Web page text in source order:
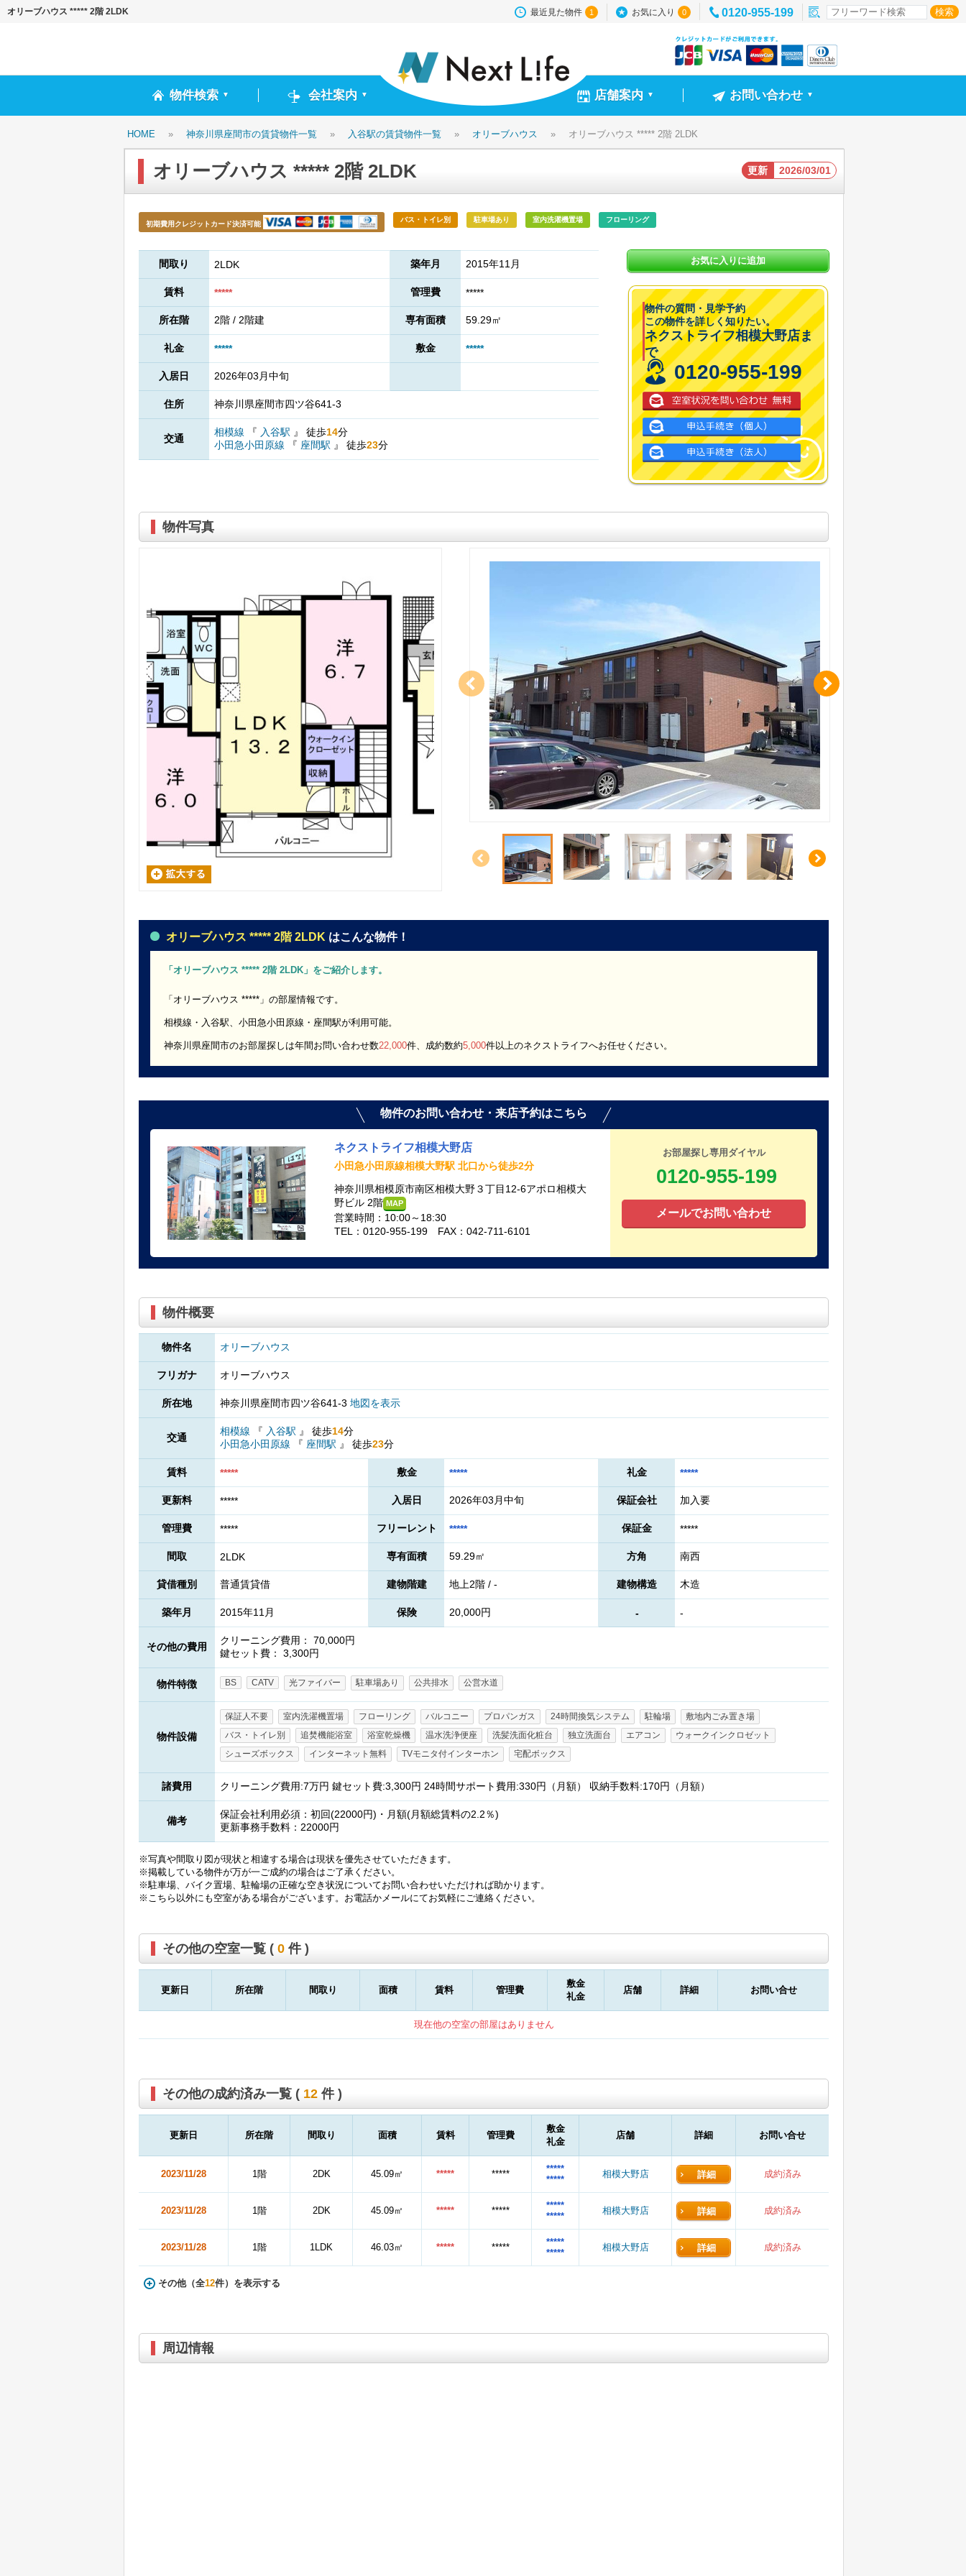
オリーブハウス ***** 2階 2LDK 最近見た物件 1 お気に入り 0 0120-955-199
物件検索 ▼ 会社案内 ▼ 店舗案内 ▼ お問い合わせ ▼
HOME » 神奈川県座間市の賃貸物件一覧 » 入谷駅の賃貸物件一覧 » オリーブハウス » オリーブハウス ***** 2階 2LDK
オリーブハウス ***** 2階 2LDK 更新 2026/03/01
初期費用クレジットカード決済可能
バス・トイレ別 駐車場あり 室内洗濯機置場 フローリング
間取り 2LDK 築年月 2015年11月
賃料 ***** 管理費 *****
所在階 2階 / 2階建 専有面積 59.29㎡
礼金 ***** 敷金 *****
入居日 2026年03月中旬
住所 神奈川県座間市四ツ谷641-3
交通
相模線 『 入谷駅 』 徒歩14分
小田急小田原線
『 座間駅 』 徒歩23分
お気に入りに追加
物件の質問・見学予約
この物件を詳しく知りたい。
ネクストライフ相模大野店ま
で
0120-955-199
物件写真
オリーブハウス ***** 2階 2LDK はこんな物件！
「オリーブハウス ***** 2階 2LDK」をご紹介します。
「オリーブハウス *****」の部屋情報です。
相模線・入谷駅、小田急小田原線・座間駅が利用可能。
神奈川県座間市のお部屋探しは年間お問い合わせ数22,000件、成約数約5,000件以上のネクストライフへお任せください。
物件のお問い合わせ・来店予約はこちら
ネクストライフ相模大野店
小田急小田原線相模大野駅 北口から徒歩2分
神奈川県相模原市南区相模大野３丁目12-6アポロ相模大
野ビル 2階 MAP
営業時間：10:00～18:30
TEL：0120-955-199 FAX：042-711-6101
お部屋探し専用ダイヤル
0120-955-199
メールでお問い合わせ
物件概要
物件名 オリーブハウス
フリガナ オリーブハウス
所在地 神奈川県座間市四ツ谷641-3 地図を表示
交通
相模線 『 入谷駅 』 徒歩14分
小田急小田原線
『 座間駅 』 徒歩23分
賃料 ***** 敷金 ***** 礼金 *****
更新料 ***** 入居日 2026年03月中旬 保証会社 加入要
管理費 ***** フリーレント ***** 保証金 *****
間取 2LDK 専有面積 59.29㎡ 方角 南西
貸借種別 普通賃貸借 建物階建 地上2階 / - 建物構造 木造
築年月 2015年11月 保険 20,000円 - -
その他の費用
クリーニング費用： 70,000円
鍵セット費： 3,300円
物件特徴 BS CATV 光ファイバー 駐車場あり 公共排水 公営水道
物件設備
保証人不要 室内洗濯機置場 フローリング バルコニー プロパンガス 24時間換気システム 駐輪場
敷地内ごみ置き場
バス・トイレ別
追焚機能浴室 浴室乾燥機 温水洗浄便座 洗髪洗面化粧台 独立洗面台 エアコン
ウォークインクロゼット
シューズボックス
インターネット無料 TVモニタ付インターホン 宅配ボックス
諸費用 クリーニング費用:7万円 鍵セット費:3,300円 24時間サポート費用:330円（月額） 収納手数料:170円（月額）
備考
保証会社利用必須：初回(22000円)・月額(月額総賃料の2.2％)
更新事務手数料：22000円
※写真や間取り図が現状と相違する場合は現状を優先させていただきます。
※掲載している物件が万が一ご成約の場合はご了承ください。
※駐車場、バイク置場、駐輪場の正確な空き状況についてお問い合わせいただければ助かります。
※こちら以外にも空室がある場合がございます。お電話かメールにてお気軽にご連絡ください。
その他の空室一覧 ( 0 件 )
更新日 所在階 間取り 面積 賃料 管理費
敷金
礼金
店舗 詳細 お問い合せ
現在他の空室の部屋はありません
その他の成約済み一覧 ( 12 件 )
更新日 所在階 間取り 面積 賃料 管理費
敷金
礼金
店舗 詳細 お問い合せ
2023/11/28 1階 2DK 45.09㎡ ***** *****
*****
*****
相模大野店 詳細 成約済み
2023/11/28 1階 2DK 45.09㎡ ***** *****
*****
*****
相模大野店 詳細 成約済み
2023/11/28 1階 1LDK 46.03㎡ ***** *****
*****
*****
相模大野店 詳細 成約済み
その他（全12件）を表示する
周辺情報